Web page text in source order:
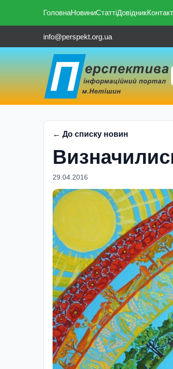
ГоловнаНовиниСтаттіДовідник
info@perspekt.org.ua
← До списку новин
29.04.2016